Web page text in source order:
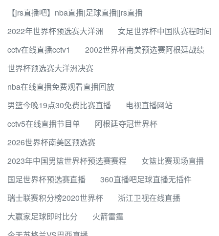
【jrs直播吧】nba直播|足球直播|jrs直播
2022年世界杯预选赛大洋洲
女足世界杯中国队赛程时间
cctv在线直播cctv1
2002世界杯南美预选赛阿根廷战绩
世界杯预选赛大洋洲决赛
nba在线直播免费观看直播回放
男篮今晚19点30免费比赛直播
电视直播网站
cctv5在线直播节目单
阿根廷夺冠世界杯
2026世界杯南美区预选赛
2023年中国男篮世界杯预选赛赛程
女篮比赛现场直播
国足世界杯预选赛直播
360直播吧足球直播无插件
瑞士联赛积分榜2020世界杯
浙江卫视在线直播
大赢家足球即时比分
火箭雷霆